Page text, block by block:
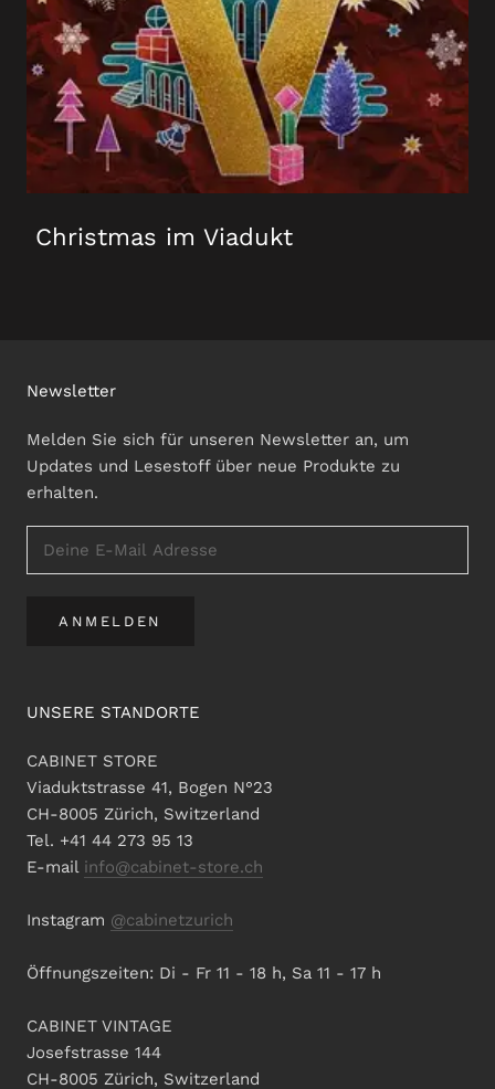
Christmas im Viadukt
Newsletter
Melden Sie sich für unseren Newsletter an, um
Updates und Lesestoff über neue Produkte zu
erhalten.
ANMELDEN
UNSERE STANDORTE
CABINET STORE
Viaduktstrasse 41, Bogen N°23
CH-8005 Zürich, Switzerland
Tel. +41 44 273 95 13
E-mail info@cabinet-store.ch
Instagram @cabinetzurich
Öffnungszeiten: Di - Fr 11 - 18 h, Sa 11 - 17 h
CABINET VINTAGE
Josefstrasse 144
CH-8005 Zürich, Switzerland